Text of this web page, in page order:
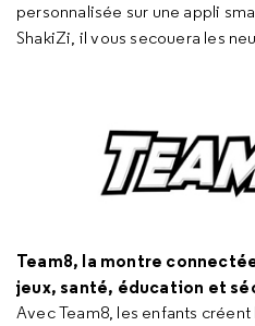
personnalisée sur une appli
ShakiZi, il vous secouera les
Team8, la montre
jeux, santé, éducation et
Avec Team8, les enfants